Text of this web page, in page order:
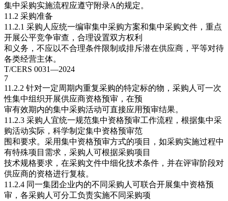
集中采购实施流程应遵守附录A的规定。
11.2 采购准备
11.2.1 采购人应统一编审集中采购方案和集中采购文件，重点
开展公平竞争审查，合理设置双方权利
和义务，不应以不合理条件限制或排斥潜在供应商，平等对待
各类经营主体。
T/CERS 0031—2024
7
11.2.2 针对一定周期内重复采购的特定标的物，采购人可一次
性集中组织开展供应商资格预审，在预
审有效期内的集中采购活动可直接应用预审结果。
11.2.3 采购人宜统一规范集中资格预审工作流程，根据集中采
购活动实际，科学制定集中资格预审范
围和要求。采用集中资格预审方式的项目，如采购实施过程中
有特殊项目需求，采购人可根据采购项目
技术规格要求，在采购文件中细化技术条件，并在评审阶段对
供应商的资格进行复核。
11.2.4 同一集团企业内的不同采购人可联合开展集中资格预
审，各采购人可分工负责实施不同采购项